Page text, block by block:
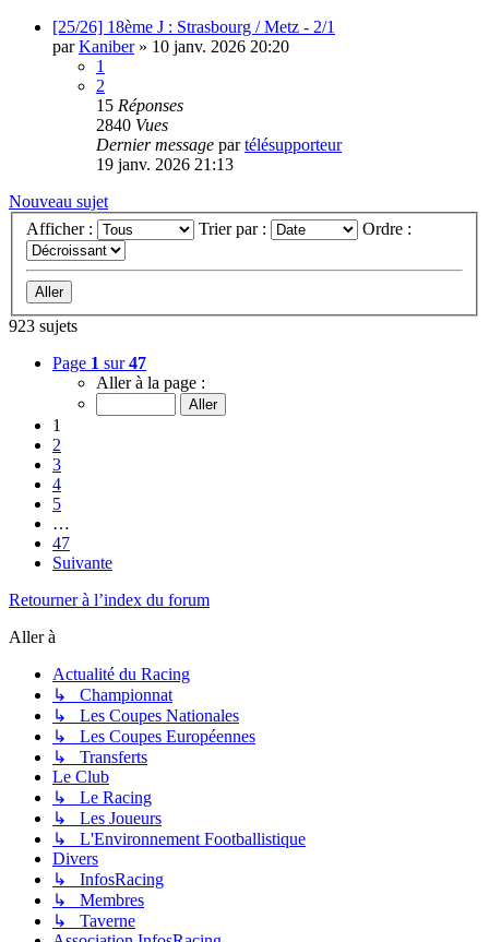
[25/26] 18ème J : Strasbourg / Metz - 2/1
parKaniber» 10 janv. 2026 20:20
1
2
15 Réponses
2840 Vues
Dernier message partélésupporteur
19 janv. 2026 21:13
Nouveau sujet
Afficher :
Trier par : Ordre :
923 sujets
Page 1 sur47
Aller à la page :
1
2
3
4
5
…
47
Suivante
Retourner à l’index du forum
Aller à
Actualité du Racing
↳ Championnat
↳ Les Coupes Nationales
↳ Les Coupes Européennes
↳ Transferts
Le Club
↳ Le Racing
↳ Les Joueurs
↳ L'Environnement Footballistique
Divers
↳ InfosRacing
↳ Membres
↳ Taverne